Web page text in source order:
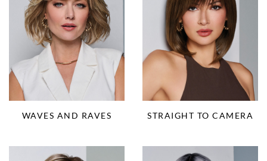
WAVES AND RAVES STRAIGHT TO CAMERA